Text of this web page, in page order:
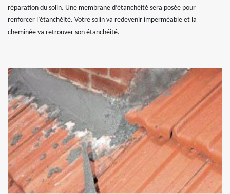
réparation du solin. Une membrane d’étanchéité sera posée pour
renforcer l’étanchéité. Votre solin va redevenir imperméable et la
cheminée va retrouver son étanchéité.